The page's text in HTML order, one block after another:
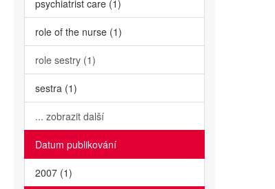
psychiatrist care (1)
role of the nurse (1)
role sestry (1)
sestra (1)
... zobrazit další
Datum publikování
2007 (1)